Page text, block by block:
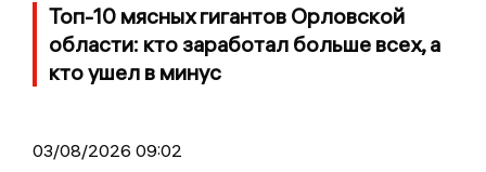
Топ-10 мясных гигантов Орловской
области: кто заработал больше всех, а
кто ушел в минус
03/08/2026 09:02